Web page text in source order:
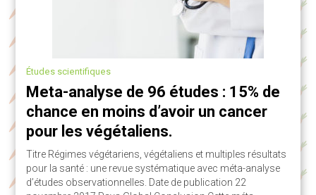
Études scientifiques
Meta-analyse de 96 études : 15% de
chance en moins d’avoir un cancer
pour les végétaliens.
Titre Régimes végétariens, végétaliens et multiples résultats
pour la santé : une revue systématique avec méta-analyse
d’études observationnelles. Date de publication 22